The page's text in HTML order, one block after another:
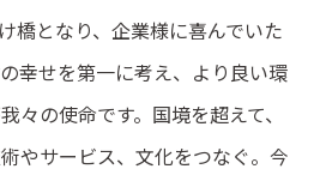
橋となり、企業様に喜んでいた
幸せを第一に考え、より良い環
々の使命です。国境を超えて、
やサービス、文化をつなぐ。今